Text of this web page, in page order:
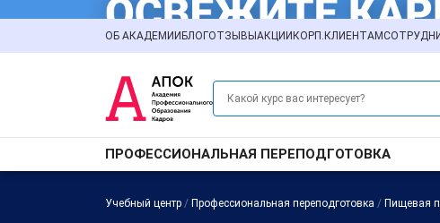
ОБ АКАДЕМИИ БЛОГОТЗЫВЫ АКЦИИ КОРП.КЛИЕНТАМ
ПРОФЕССИОНАЛЬНАЯ ПЕРЕПОДГОТОВКА
Учебный центр / Профессиональная переподготовка / Пищевая